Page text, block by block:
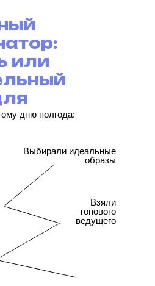
или
дню полгода:
Взяли
топового
ведущего
Выбирали идеальные
образы